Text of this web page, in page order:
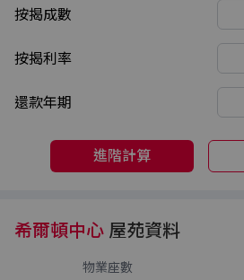
按揭成數
按揭利率
還款年期
進階計算
希爾頓中心 屋苑資料
物業座數